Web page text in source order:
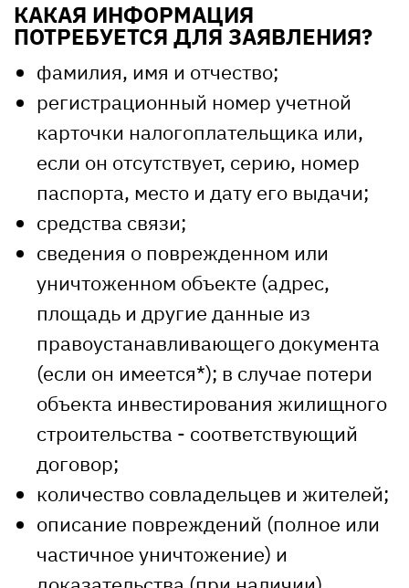
КАКАЯ ИНФОРМАЦИЯ
ПОТРЕБУЕТСЯ ДЛЯ ЗАЯВЛЕНИЯ?
фамилия, имя и отчество;
регистрационный номер учетной
карточки налогоплательщика или,
если он отсутствует, серию, номер
паспорта, место и дату его выдачи;
средства связи;
сведения о поврежденном или
уничтоженном объекте (адрес,
площадь и другие данные из
правоустанавливающего документа
(если он имеется*); в случае потери
объекта инвестирования жилищного
строительства - соответствующий
договор;
количество совладельцев и жителей;
описание повреждений (полное или
частичное уничтожение) и